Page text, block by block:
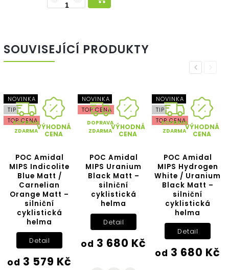
SOUVISEJÍCÍ PRODUKTY
Previous
NOVINKA
TIP
TOP CENA
DOPRAVA
ZDARMAVÝHODNÁ
CENA
POC Amidal
MIPS Indicolite
Blue Matt /
Carnelian
Orange Matt –
silniční
cyklistická
helma
od 3 579 Kč
Detail
NOVINKA
TOP CENA
DOPRAVA
ZDARMAVÝHODNÁ
CENA
POC Amidal
MIPS Uranium
Black Matt –
silniční
cyklistická
helma
od 3 680 Kč
Detail
NOVINKA
TIP
TOP CENA
DOPRAVA
ZDARMAVÝHODNÁ
CENA
POC Amidal
MIPS Hydrogen
White / Uranium
Black Matt –
silniční
cyklistická
helma
od 3 680 Kč
Detail
Next